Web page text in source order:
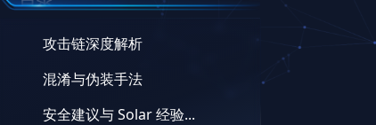
攻击链深度解析
混淆与伪装手法
安全建议与 Solar 经验...